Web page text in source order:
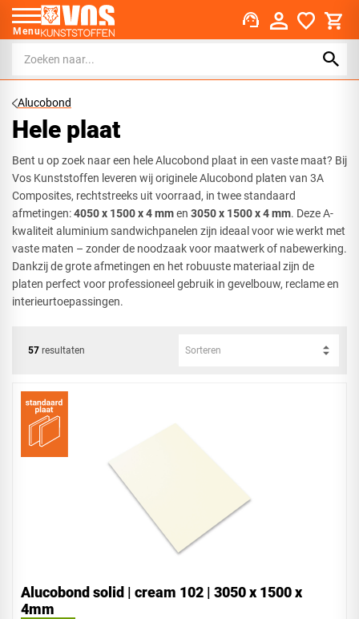
Menu support_agent
Alucobond
Hele plaat
Bent u op zoek naar een hele Alucobond plaat in een vaste maat? Bij
Vos Kunststoffen leveren wij originele Alucobond platen van 3A
Composites, rechtstreeks uit voorraad, in twee standaard
afmetingen:4050 x 1500 x 4 mmen 3050 x 1500 x 4 mm. Deze A-
kwaliteit aluminium sandwichpanelen zijn ideaal voor wie werkt met
vaste maten – zonder de noodzaak voor maatwerk of nabewerking.
Dankzij de grote afmetingen en het robuuste materiaal zijn de
platen perfect voor professioneel gebruik in gevelbouw, reclame en
interieurtoepassingen.
57 resultaten Sorteren
Alucobond solid | cream 102 | 3050 x 1500 x
4mm